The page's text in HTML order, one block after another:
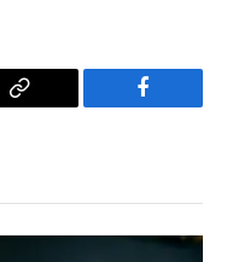
Copy
Facebook